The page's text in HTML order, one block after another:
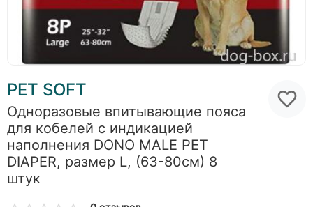
PET SOFT
Одноразовые впитывающие пояса
для кобелей с индикацией
наполнения DONO MALE PET
DIAPER, размер L, (63-80см) 8
штук